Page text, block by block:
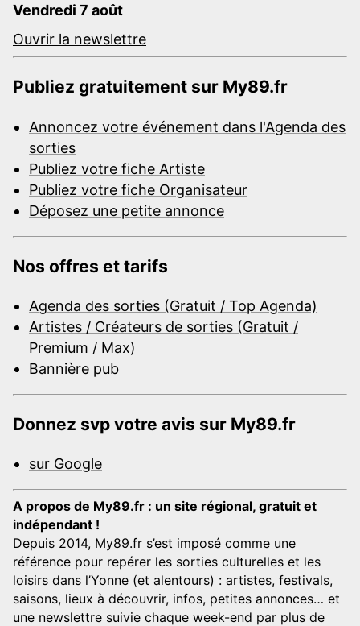
Vendredi 7 août
Ouvrir la newslettre
Publiez gratuitement sur My89.fr
Annoncez votre événement dans l'Agenda des
sorties
Publiez votre fiche Artiste
Publiez votre fiche Organisateur
Déposez une petite annonce
Nos offres et tarifs
Agenda des sorties (Gratuit / Top Agenda)
Artistes / Créateurs de sorties (Gratuit /
Premium / Max)
Bannière pub
Donnez svp votre avis sur My89.fr
sur Google
A propos de My89.fr : un site régional, gratuit et
indépendant !
Depuis 2014, My89.fr s’est imposé comme une
référence pour repérer les sorties culturelles et les
loisirs dans l’Yonne (et alentours) : artistes, festivals,
saisons, lieux à découvrir, infos, petites annonces… et
une newslettre suivie chaque week-end par plus de